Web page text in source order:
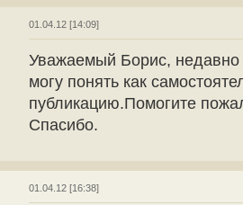
01.04.12 [14:09]
Уважаемый Борис, недавно
могу понять как
публикацию.Помогите
Спасибо.
01.04.12 [16:38]